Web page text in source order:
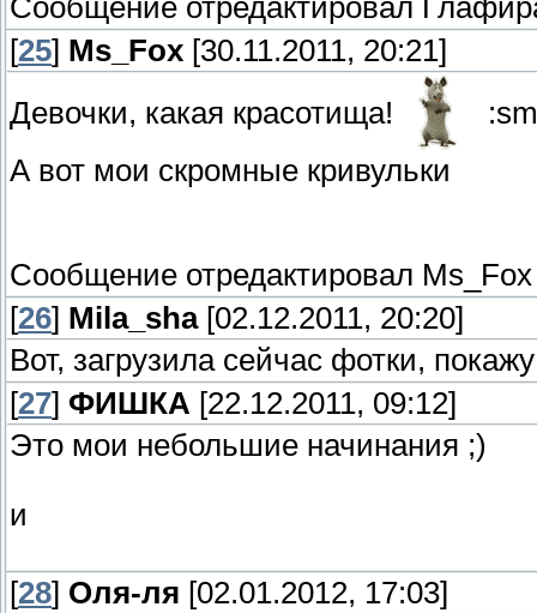
Сообщение отредактировал
[25] Ms_Fox [30.11.2011, 20:21]
Девочки, какая красотища!
А вот мои скромные кривульки
Сообщение отредактировал Ms_Fox
[26] Mila_sha[02.12.2011, 20:20]
Вот, загрузила сейчас фотки,
[27] ФИШКА [22.12.2011, 09:12]
Это мои небольшие начинания ;)
и
[28] Оля-ля [02.01.2012, 17:03]